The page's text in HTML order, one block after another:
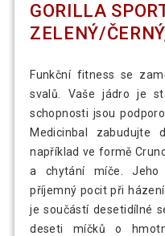
GORILLA
ZELENÝ/
Funkční fitness se
svalů. Vaše jádro je
schopnosti jsou
Medicinbal zabudujte
například ve formě
a chytání míče. Jeho
příjemný pocit při
je součástí desetidílné
deseti míčků o